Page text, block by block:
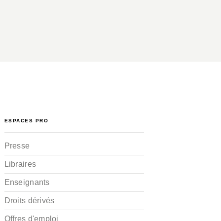
ESPACES PRO
Presse
Libraires
Enseignants
Droits dérivés
Offres d'emploi